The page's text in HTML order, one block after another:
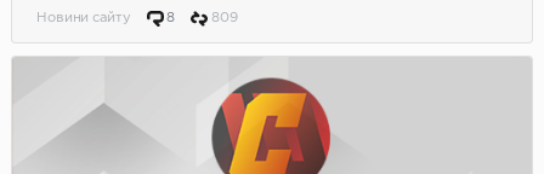
Новини сайту 8 809